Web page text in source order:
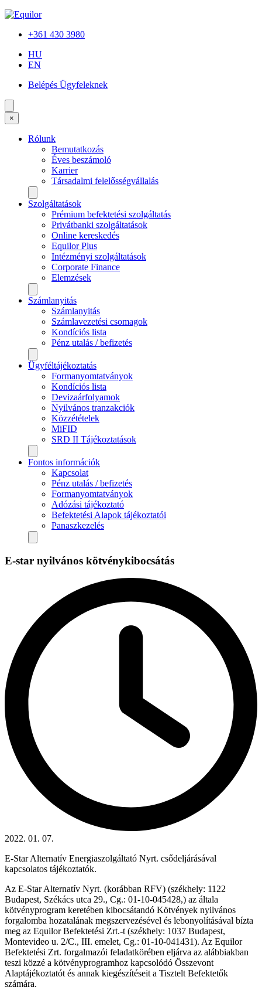
+361 430 3980
HU
EN
Belépés Ügyfeleknek
×
Rólunk
Bemutatkozás
Éves beszámoló
Karrier
Társadalmi felelősségvállalás
Szolgáltatások
Prémium befektetési szolgáltatás
Privátbanki szolgáltatások
Online kereskedés
Equilor Plus
Intézményi szolgáltatások
Corporate Finance
Elemzések
Számlanyitás
Számlanyitás
Számlavezetési csomagok
Kondíciós lista
Pénz utalás / befizetés
Ügyféltájékoztatás
Formanyomtatványok
Kondíciós lista
Devizaárfolyamok
Nyilvános tranzakciók
Közzétételek
MiFID
SRD II Tájékoztatások
Fontos információk
Kapcsolat
Pénz utalás / befizetés
Formanyomtatványok
Adózási tájékoztató
Befektetési Alapok tájékoztatói
Panaszkezelés
E-star nyilvános kötvénykibocsátás
2022. 01. 07.
E-Star Alternatív Energiaszolgáltató Nyrt. csődeljárásával
kapcsolatos tájékoztatók.
Az E-Star Alternatív Nyrt. (korábban RFV) (székhely: 1122
Budapest, Székács utca 29., Cg.: 01-10-045428,) az általa
kötvényprogram keretében kibocsátandó Kötvények nyilvános
forgalomba hozatalának megszervezésével és lebonyolításával bízta
meg az Equilor Befektetési Zrt.-t (székhely: 1037 Budapest,
Montevideo u. 2/C., III. emelet, Cg.: 01-10-041431). Az Equilor
Befektetési Zrt. forgalmazói feladatkörében eljárva az alábbiakban
teszi közzé a kötvényprogramhoz kapcsolódó Összevont
Alaptájékoztatót és annak kiegészítéseit a Tisztelt Befektetők
számára.